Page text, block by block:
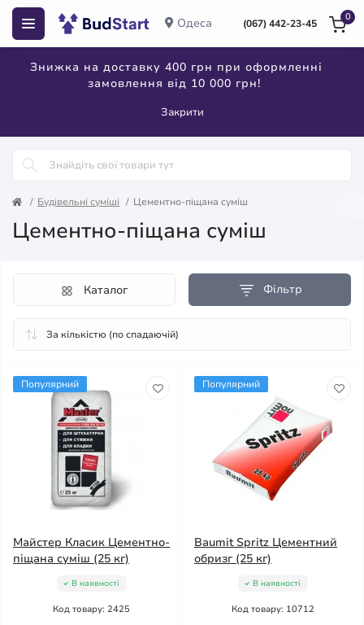
Одеса (067) 442-23-45
Знижка на доставку 400 грн при оформленні
замовлення від 10 000 грн!
Закрити
0
Будівельні суміші Цементно-піщана суміш
Цементно-піщана суміш
Фільтр
Каталог
Популярний
Майстер Класик Цементно-
піщана суміш (25 кг)
В наявності
Код товару: 2425
Популярний
Baumit Spritz Цементний
обризг (25 кг)
В наявності
Код товару: 10712